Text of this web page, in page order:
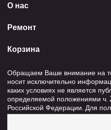
О нас
Ремонт
Корзина
Обращаем Ваше внимание на
носит исключительно
каких условиях не является
определяемой положениями ч.
Российской Федерации. Для
информации о стоимости и